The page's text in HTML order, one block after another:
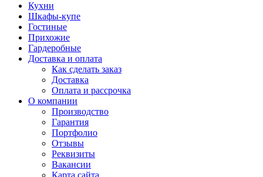
Кухни
Шкафы-купе
Гостиные
Прихожие
Гардеробные
Доставка и оплата
Как сделать заказ
Доставка
Оплата и рассрочка
О компании
Производство
Гарантия
Портфолио
Отзывы
Реквизиты
Вакансии
Карта сайта